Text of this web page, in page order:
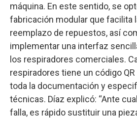
máquina. En este sentido, se
fabricación modular que facilita
reemplazo de repuestos, así
implementar una interfaz
los respiradores comerciales.
respiradores tiene un código
toda la documentación y
técnicas. Díaz explicó: “Ante
falla, es rápido sustituir una